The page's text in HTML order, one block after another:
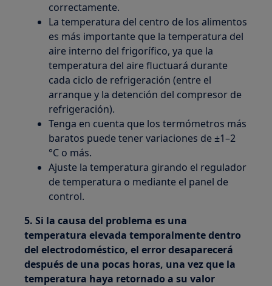
correctamente.
La temperatura del centro de los alimentos
es más importante que la temperatura del
aire interno del frigorífico, ya que la
temperatura del aire fluctuará durante
cada ciclo de refrigeración (entre el
arranque y la detención del compresor de
refrigeración).
Tenga en cuenta que los termómetros más
baratos puede tener variaciones de ±1–2
°C o más.
Ajuste la temperatura girando el regulador
de temperatura o mediante el panel de
control.
5. Si la causa del problema es una
temperatura elevada temporalmente dentro
del electrodoméstico, el error desaparecerá
después de una pocas horas, una vez que la
temperatura haya retornado a su valor